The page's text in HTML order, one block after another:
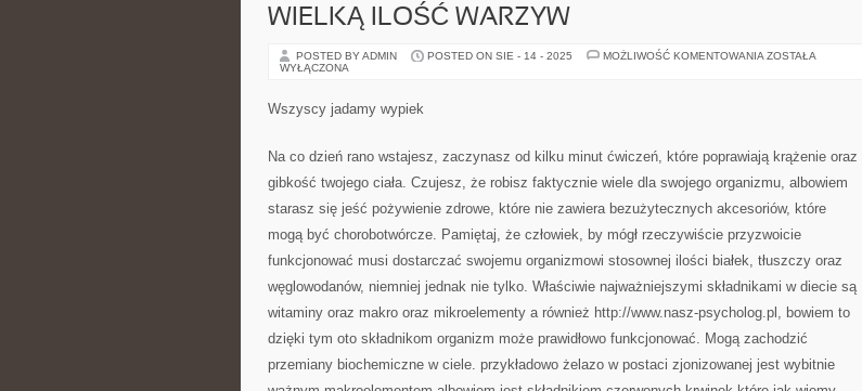
WIELKĄ ILOŚĆ WARZYW
POSTED BY ADMIN POSTED ON SIE - 14 - 2025 MOŻLIWOŚĆ KOMENTOWANIA DIETA
CODZIENNEGO
DODAJE
WIELKĄ
WARZYW
ZOSTAŁA
WYŁĄCZONA
Wszyscy jadamy wypiek
Na co dzień rano wstajesz, zaczynasz od kilku minut ćwiczeń, które poprawiają krążenie oraz
gibkość twojego ciała. Czujesz, że robisz faktycznie wiele dla swojego organizmu, albowiem
starasz się jeść pożywienie zdrowe, które nie zawiera bezużytecznych akcesoriów, które
mogą być chorobotwórcze. Pamiętaj, że człowiek, by mógł rzeczywiście przyzwoicie
funkcjonować musi dostarczać swojemu organizmowi stosownej ilości białek, tłuszczy oraz
węglowodanów, niemniej jednak nie tylko. Właściwie najważniejszymi składnikami w diecie są
witaminy oraz makro oraz mikroelementy a również http://www.nasz-psycholog.pl, bowiem to
dzięki tym oto składnikom organizm może prawidłowo funkcjonować. Mogą zachodzić
przemiany biochemiczne w ciele. przykładowo żelazo w postaci zjonizowanej jest wybitnie